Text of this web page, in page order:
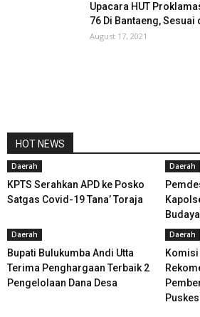
Upacara HUT
76 Di Bantaeng,
August 17, 2021
HOT NEWS
Daerah
KPTS Serahkan APD ke Posko
Satgas Covid-19 Tana’ Toraja
Daerah
Daerah
Bupati Bulukumba Andi Utta
Terima Penghargaan Terbaik 2
Pengelolaan Dana Desa
Daerah
Komisi